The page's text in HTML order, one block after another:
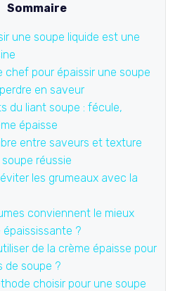
Sommaire
une soupe liquide est une
chef pour épaissir une soupe
en saveur
du liant soupe : fécule,
épaisse
entre saveurs et texture
réussie
les grumeaux avec la
conviennent le mieux
épaississante ?
de la crème épaisse pour
de soupe ?
choisir pour une soupe